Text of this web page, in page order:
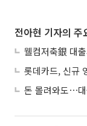
전아현 기자의 주
웰컴저축銀 대
돈 몰려와도⋯대